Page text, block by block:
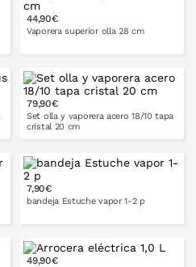
44,90€
Vaporera superior olla 28 cm
PONLO EN LA CESTA
79,90€
Set olla y vaporera acero 18/10 tapa
cristal 20 cm
PONLO EN LA CESTA
7,90€
bandeja Estuche vapor 1-2 p
49,90€